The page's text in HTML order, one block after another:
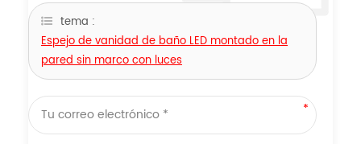
tema :
Espejo de vanidad de baño LED montado en la
pared sin marco con luces